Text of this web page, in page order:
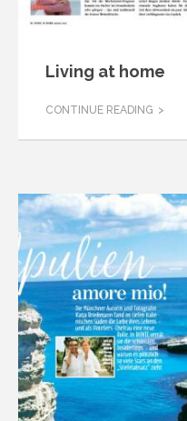
Living at home
CONTINUE READING